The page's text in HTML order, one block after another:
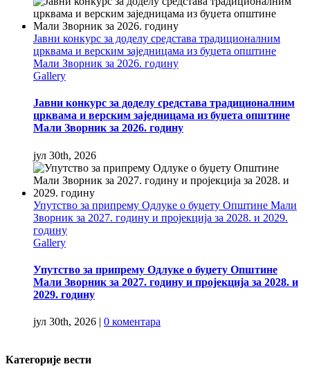
Јавни конкурс за доделу средстава традиционалним
црквама и верским заједницама из буџета општине
Мали Зворник за 2026. годину
Gallery
Јавни конкурс за доделу средстава традиционалним
црквама и верским заједницама из буџета општине
Мали Зворник за 2026. годину
јул 30th, 2026
Упутство за припрему Одлуке о буџету Општине Мали
Зворник за 2027. годину и пројекција за 2028. и 2029.
годину
Gallery
Упутство за припрему Одлуке о буџету Општине
Мали Зворник за 2027. годину и пројекција за 2028. и
2029. годину
јул 30th, 2026 | 0 коментара
Категорије вести